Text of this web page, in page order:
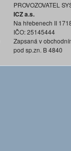
PROVOZOVATEL
ICZ a.s.
Na hřebenech II
IČO: 25145444
Zapsaná v
pod sp.zn. B 4840